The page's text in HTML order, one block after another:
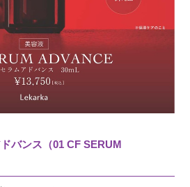
バンス（01 CF SERUM